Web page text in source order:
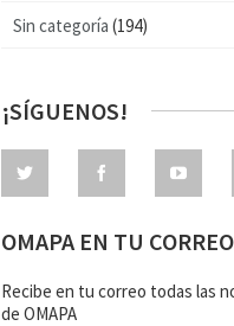
Sin categoría (194)
¡SÍGUENOS!
OMAPA EN TU CORREO
Recibe en tu correo todas las
de OMAPA